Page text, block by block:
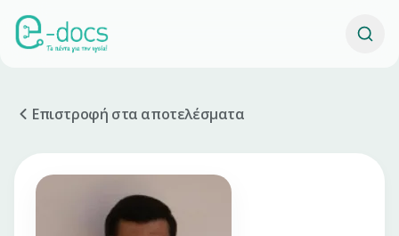
Επιστροφή στα αποτελέσματα